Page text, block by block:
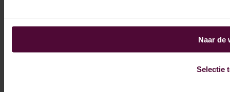
Naar de
Selectie